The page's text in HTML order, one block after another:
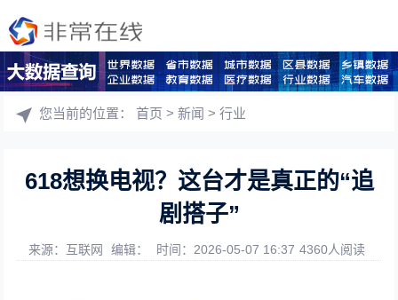
您当前的位置：首页 >新闻 >行业
618想换电视？这台才是真正的“追
剧搭子”
来源：互联网 编辑： 时间：2026-05-07 16:37 4360人阅读